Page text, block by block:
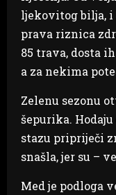
ljekovitog bilja, i
prava riznica
85 trava, dosta
a za nekima
Zelenu sezonu
šepurika.
stazu pripriječi
snašla, jer su –
Med je podloga